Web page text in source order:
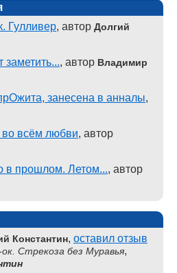
Гулливер, автор Долгий
заметить..., автор Владимир
занесена в анналы,
всём любви, автор
в прошлом. Летом..., автор
Константин, оставил отзыв
Стрекоза без Муравья,